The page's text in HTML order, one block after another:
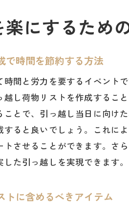
引っ越し当
引っ越し当
福岡県での
引っ越し当
福岡県流の
引っ越しをもっ
必要な物を
引っ越しを
福岡県の生
にするため
で時間を節約する方法
間と労力を要するイベント
し荷物リストを作成するこ
とで、引っ越し当日に向け
すると良いでしょう。これに
させることができます。さ
た引っ越しを実現できます。
トに含めるべきアイテム